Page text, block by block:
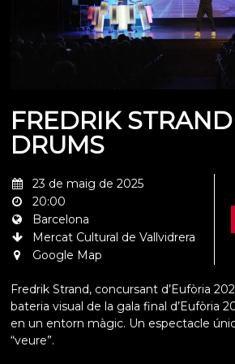
FREDRIK
DRUMS
23 de maig de 2025
20:00
Barcelona
Mercat Cultural de Vallvidrera
Google Map
Fredrik Strand, concursant d’Eufòria
bateria visual de la gala final d’Eufòria
en un entorn màgic. Un espectacle
“veure”.